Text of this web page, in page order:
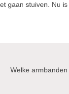
gaan stuiven. Nu
Welke